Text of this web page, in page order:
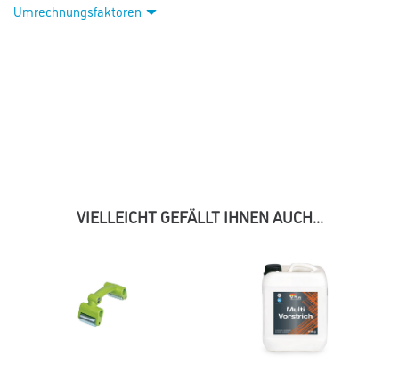
Umrechnungsfaktoren
VIELLEICHT GEFÄLLT IHNEN AUCH...